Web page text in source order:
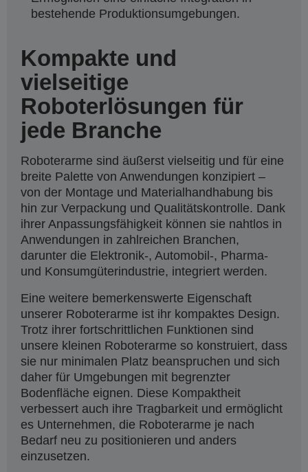
bestehende Produktionsumgebungen.
Kompakte und
vielseitige
Roboterlösungen für
jede Branche
Roboterarme sind äußerst vielseitig und für eine
breite Palette von Anwendungen konzipiert –
von der Montage und Materialhandhabung bis
hin zur Verpackung und Qualitätskontrolle. Dank
ihrer Anpassungsfähigkeit können sie nahtlos in
Anwendungen in zahlreichen Branchen,
darunter die Elektronik-, Automobil-, Pharma-
und Konsumgüterindustrie, integriert werden.
Eine weitere bemerkenswerte Eigenschaft
unserer Roboterarme ist ihr kompaktes Design.
Trotz ihrer fortschrittlichen Funktionen sind
unsere kleinen Roboterarme so konstruiert, dass
sie nur minimalen Platz beanspruchen und sich
daher für Umgebungen mit begrenzter
Bodenfläche eignen. Diese Kompaktheit
verbessert auch ihre Tragbarkeit und ermöglicht
es Unternehmen, die Roboterarme je nach
Bedarf neu zu positionieren und anders
einzusetzen.